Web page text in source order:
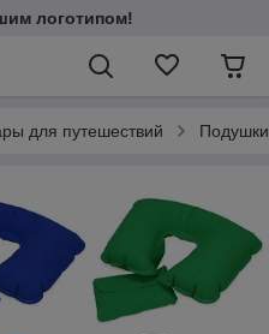
логотипом!
для путешествий